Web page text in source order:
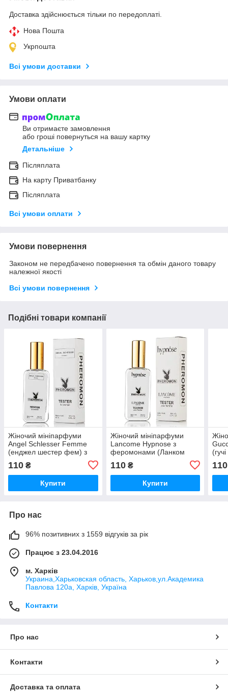
Доставка здійснюється тільки по передоплаті.
Нова Пошта
Укрпошта
Всі умови доставки
Умови оплати
Ви отримаєте замовлення
або гроші повернуться на вашу картку
Детальніше
Післяплата
На карту Приватбанку
Післяплата
Всі умови оплати
Умови повернення
Законом не передбачено повернення та обмін даного товару
належної якості
Всі умови повернення
Подібні товари компанії
Жіночий мініпарфуми
Angel Schlesser Femme
(енджел шестер фем) з
110 ₴
Купити
Жіночий мініпарфуми
Lancome Hypnose з
феромонами (Ланком
110₴
Купити
110
Про нас
96% позитивних з 1559 відгуків за рік
Працює з 23.04.2016
м. Харків
Украина,Харьковская область, Харьков,ул.Академика
Павлова 120а, Харків, Україна
Контакти
Про нас
Контакти
Доставка та оплата